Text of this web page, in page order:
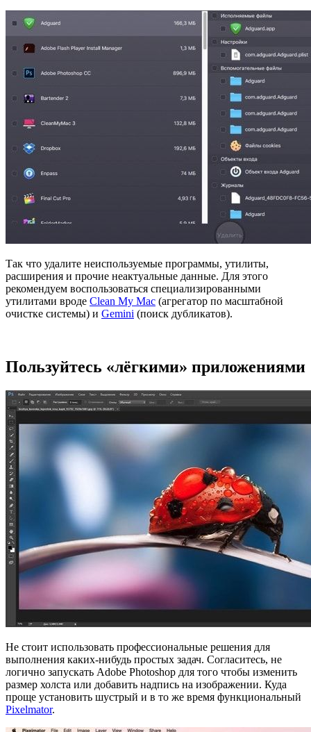
Так что удалите неиспользуемые программы, утилиты,
расширения и прочие неактуальные данные. Для этого
рекомендуем воспользоваться специализированными
утилитами вроде Clean My Mac (агрегатор по масштабной
очистке системы) и Gemini (поиск дубликатов).
Пользуйтесь «лёгкими» приложениями
Не стоит использовать профессиональные решения для
выполнения каких-нибудь простых задач. Согласитесь, не
логично запускать Adobe Photoshop для того чтобы изменить
размер холста или добавить надпись на изображении. Куда
проще установить шустрый и в то же время функциональный
Pixelmator.